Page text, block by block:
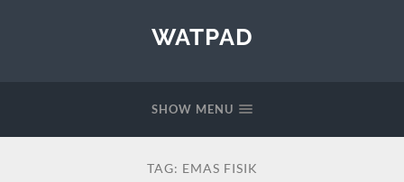
WATPAD
SHOW MENU
TAG: EMAS FISIK